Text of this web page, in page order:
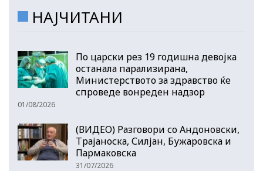
НАЈЧИТАНИ
По царски рез 19 годишна девојка
останала парализирана,
Министерството за здравство ќе
спроведе вонреден надзор
01/08/2026
(ВИДЕО) Разговори со Андоновски,
Трајаноска, Силјан, Бужаровска и
Пармаковска
31/07/2026